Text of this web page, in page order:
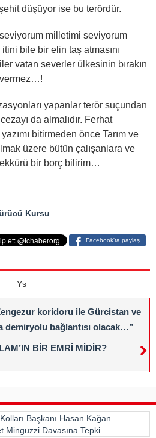
düşüyor ise bu terördür.
milletimi seviyorum
bile bir elin taş atmasını
vatan severler ülkesinin bırakın
vermez…!
yapanlar terör suçundan
da almalıdır. Ferhat
bitirmeden önce Tarım ve
üzere bütün çalışanlara ve
bir borç bilirim…
Kursu
Facebook'ta paylaş
Ys
koridoru ile Gürcistan ve
demiryolu bağlantısı olacak…”
BİR EMRİ MİDİR?